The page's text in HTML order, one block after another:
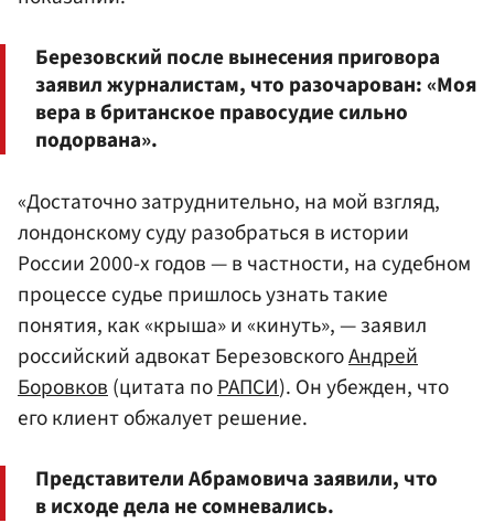
Березовский после вынесения приговора
заявил журналистам, что разочарован: «Моя
вера в британское правосудие сильно
подорвана».
«Достаточно затруднительно, на мой взгляд,
лондонскому суду разобраться в истории
России 2000-х годов — в частности, на судебном
процессе судье пришлось узнать такие
понятия, как «крыша» и «кинуть», — заявил
российский адвокат БерезовскогоАндрей
Боровков(цитата поРАПСИ). Он убежден, что
его клиент обжалует решение.
Представители Абрамовича заявили, что
в исходе дела не сомневались.